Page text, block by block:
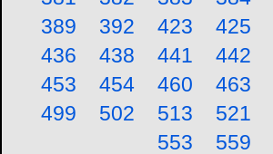
389
392 423 425
436
438 441 442
453
454 460 463
499
502 513 521
553
559